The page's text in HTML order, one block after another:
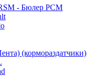
- Бюлер РСМ
(кормораздатчики)